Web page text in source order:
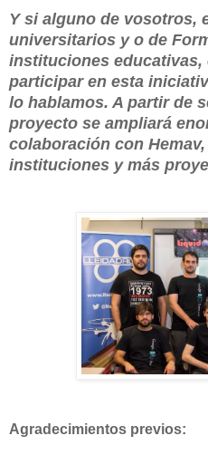
Y si alguno de vosotros,
universitarios y o de
instituciones educativas,
participar en esta
lo hablamos. A partir de
proyecto se ampliará
colaboración con
instituciones y más
Agradecimientos previos: